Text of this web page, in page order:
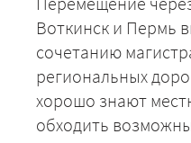
Воткинск и Пермь
сочетанию
региональных
хорошо знают
обходить